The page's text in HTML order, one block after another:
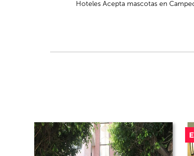
Hoteles Acepta mascotas en